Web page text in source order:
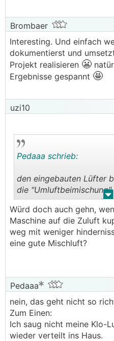
Brombaer
Interesting. Und einfach
dokumentierst und
Projekt realisieren 😬
Ergebnisse gespannt 🤩
uzi10
.
Pedaaa schrieb:
den eingebauten Lüfter
die
Sonst kann es
weniger.
Das RNW508 liegt
zw. DWF200 und
Würd doch auch gehn,
Maschine auf die Zuluft
weg mit weniger
eine gute Mischluft?
Pedaaa
nein, das geht nicht so
Zum Einen:
Ich saug nicht meine Klo-
wieder verteilt ins Haus.